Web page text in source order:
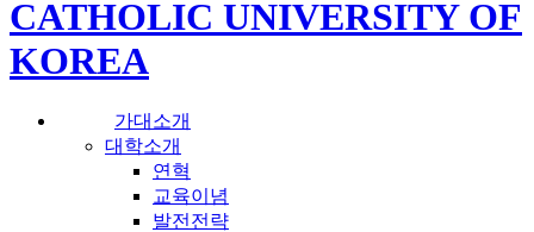
가대소개
대학소개
연혁
교육이념
발전전략